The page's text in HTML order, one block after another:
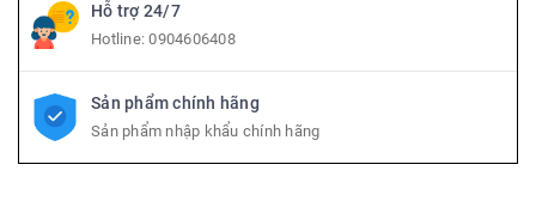
Hỗ trợ 24/7
Hotline:0904606408
Sản phẩm chính hãng
Sản phẩm nhập khẩu chính hãng